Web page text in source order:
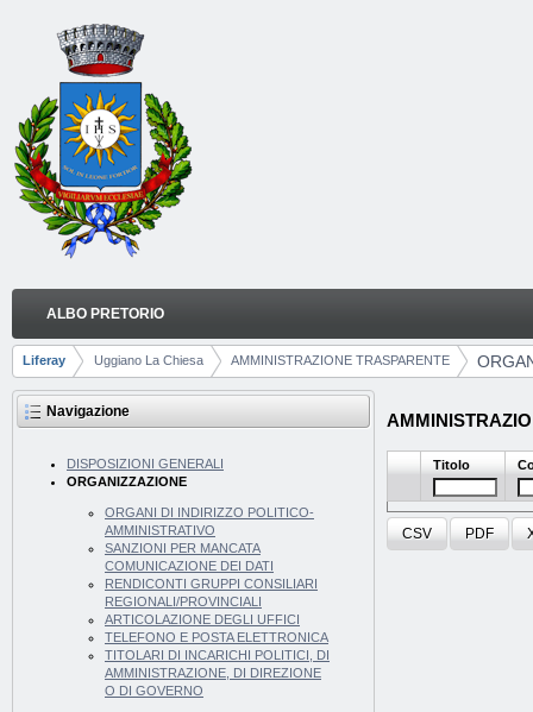
Salta al contenuto
ORGANIZZAZIONE
Navigazione
ALBO PRETORIO
Breadcrumb
Liferay Uggiano La Chiesa AMMINISTRAZIONE TRASPARENTE
Navigazione
DISPOSIZIONI GENERALI
ORGANIZZAZIONE
ORGANI DI INDIRIZZO POLITICO-
AMMINISTRATIVO
SANZIONI PER MANCATA
COMUNICAZIONE DEI DATI
RENDICONTI GRUPPI CONSILIARI
REGIONALI/PROVINCIALI
ARTICOLAZIONE DEGLI UFFICI
TELEFONO E POSTA ELETTRONICA
TITOLARI DI INCARICHI POLITICI, DI
AMMINISTRAZIONE, DI DIREZIONE
O DI GOVERNO
Titolo
CSV PDF